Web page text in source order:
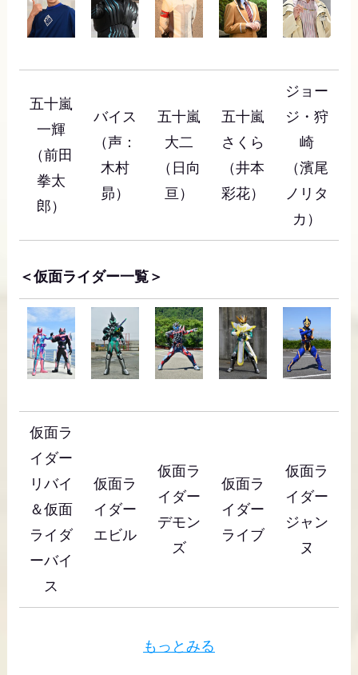
五十嵐
一輝
（前田
拳太
郎）
バイス
（声：
木村
昴）
五十嵐
大二
（日向
亘）
五十嵐
さくら
（井本
彩花）
ジョー
ジ・狩
崎
（濱尾
ノリタ
カ）
＜仮面ライダー一覧＞
仮面ラ
イダー
リバイ
＆仮面
ライダ
ーバイ
ス
仮面ラ
イダー
エビル
仮面ラ
イダー
デモン
ズ
仮面ラ
イダー
ライブ
仮面ラ
イダー
ジャン
ヌ
もっとみる